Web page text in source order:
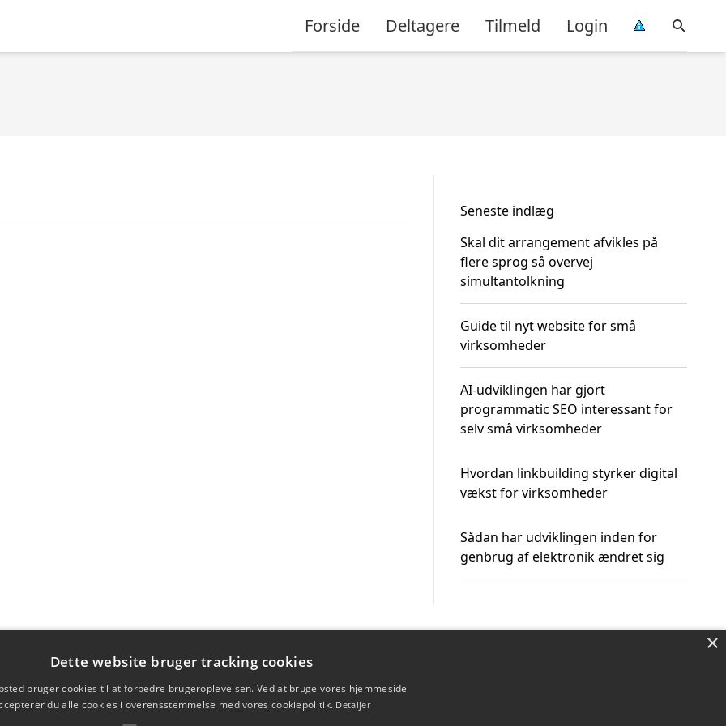
Forside Deltagere Tilmeld Login
Seneste indlæg
Skal dit arrangement afvikles på
flere sprog så overvej
simultantolkning
Guide til nyt website for små
virksomheder
AI-udviklingen har gjort
programmatic SEO interessant for
selv små virksomheder
Hvordan linkbuilding styrker digital
vækst for virksomheder
Sådan har udviklingen inden for
genbrug af elektronik ændret sig
×
Dette website bruger tracking cookies
bruger cookies til at forbedre brugeroplevelsen. Ved at bruge vores hjemmeside
du alle cookies i overensstemmelse med vores cookiepolitik. Detaljer